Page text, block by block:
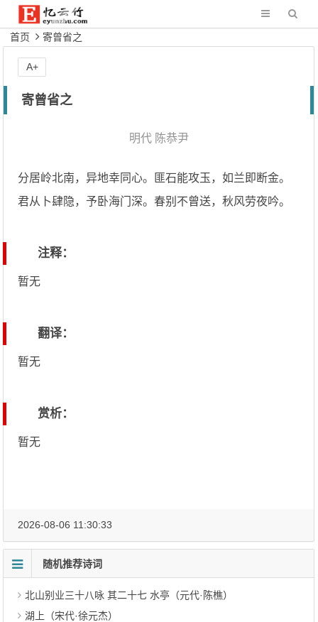
首页 寄曾省之
寄曾省之
明代 陈恭尹
分居岭北南，异地幸同心。匪石能攻玉，如兰即断金。
君从卜肆隐，予卧海门深。春别不曾送，秋风劳夜吟。
注释：
暂无
翻译：
暂无
赏析：
暂无
A+
2026-08-06 11:30:33
随机推荐诗词
北山别业三十八咏 其二十七 水亭（元代·陈樵）
湖上（宋代·徐元杰）